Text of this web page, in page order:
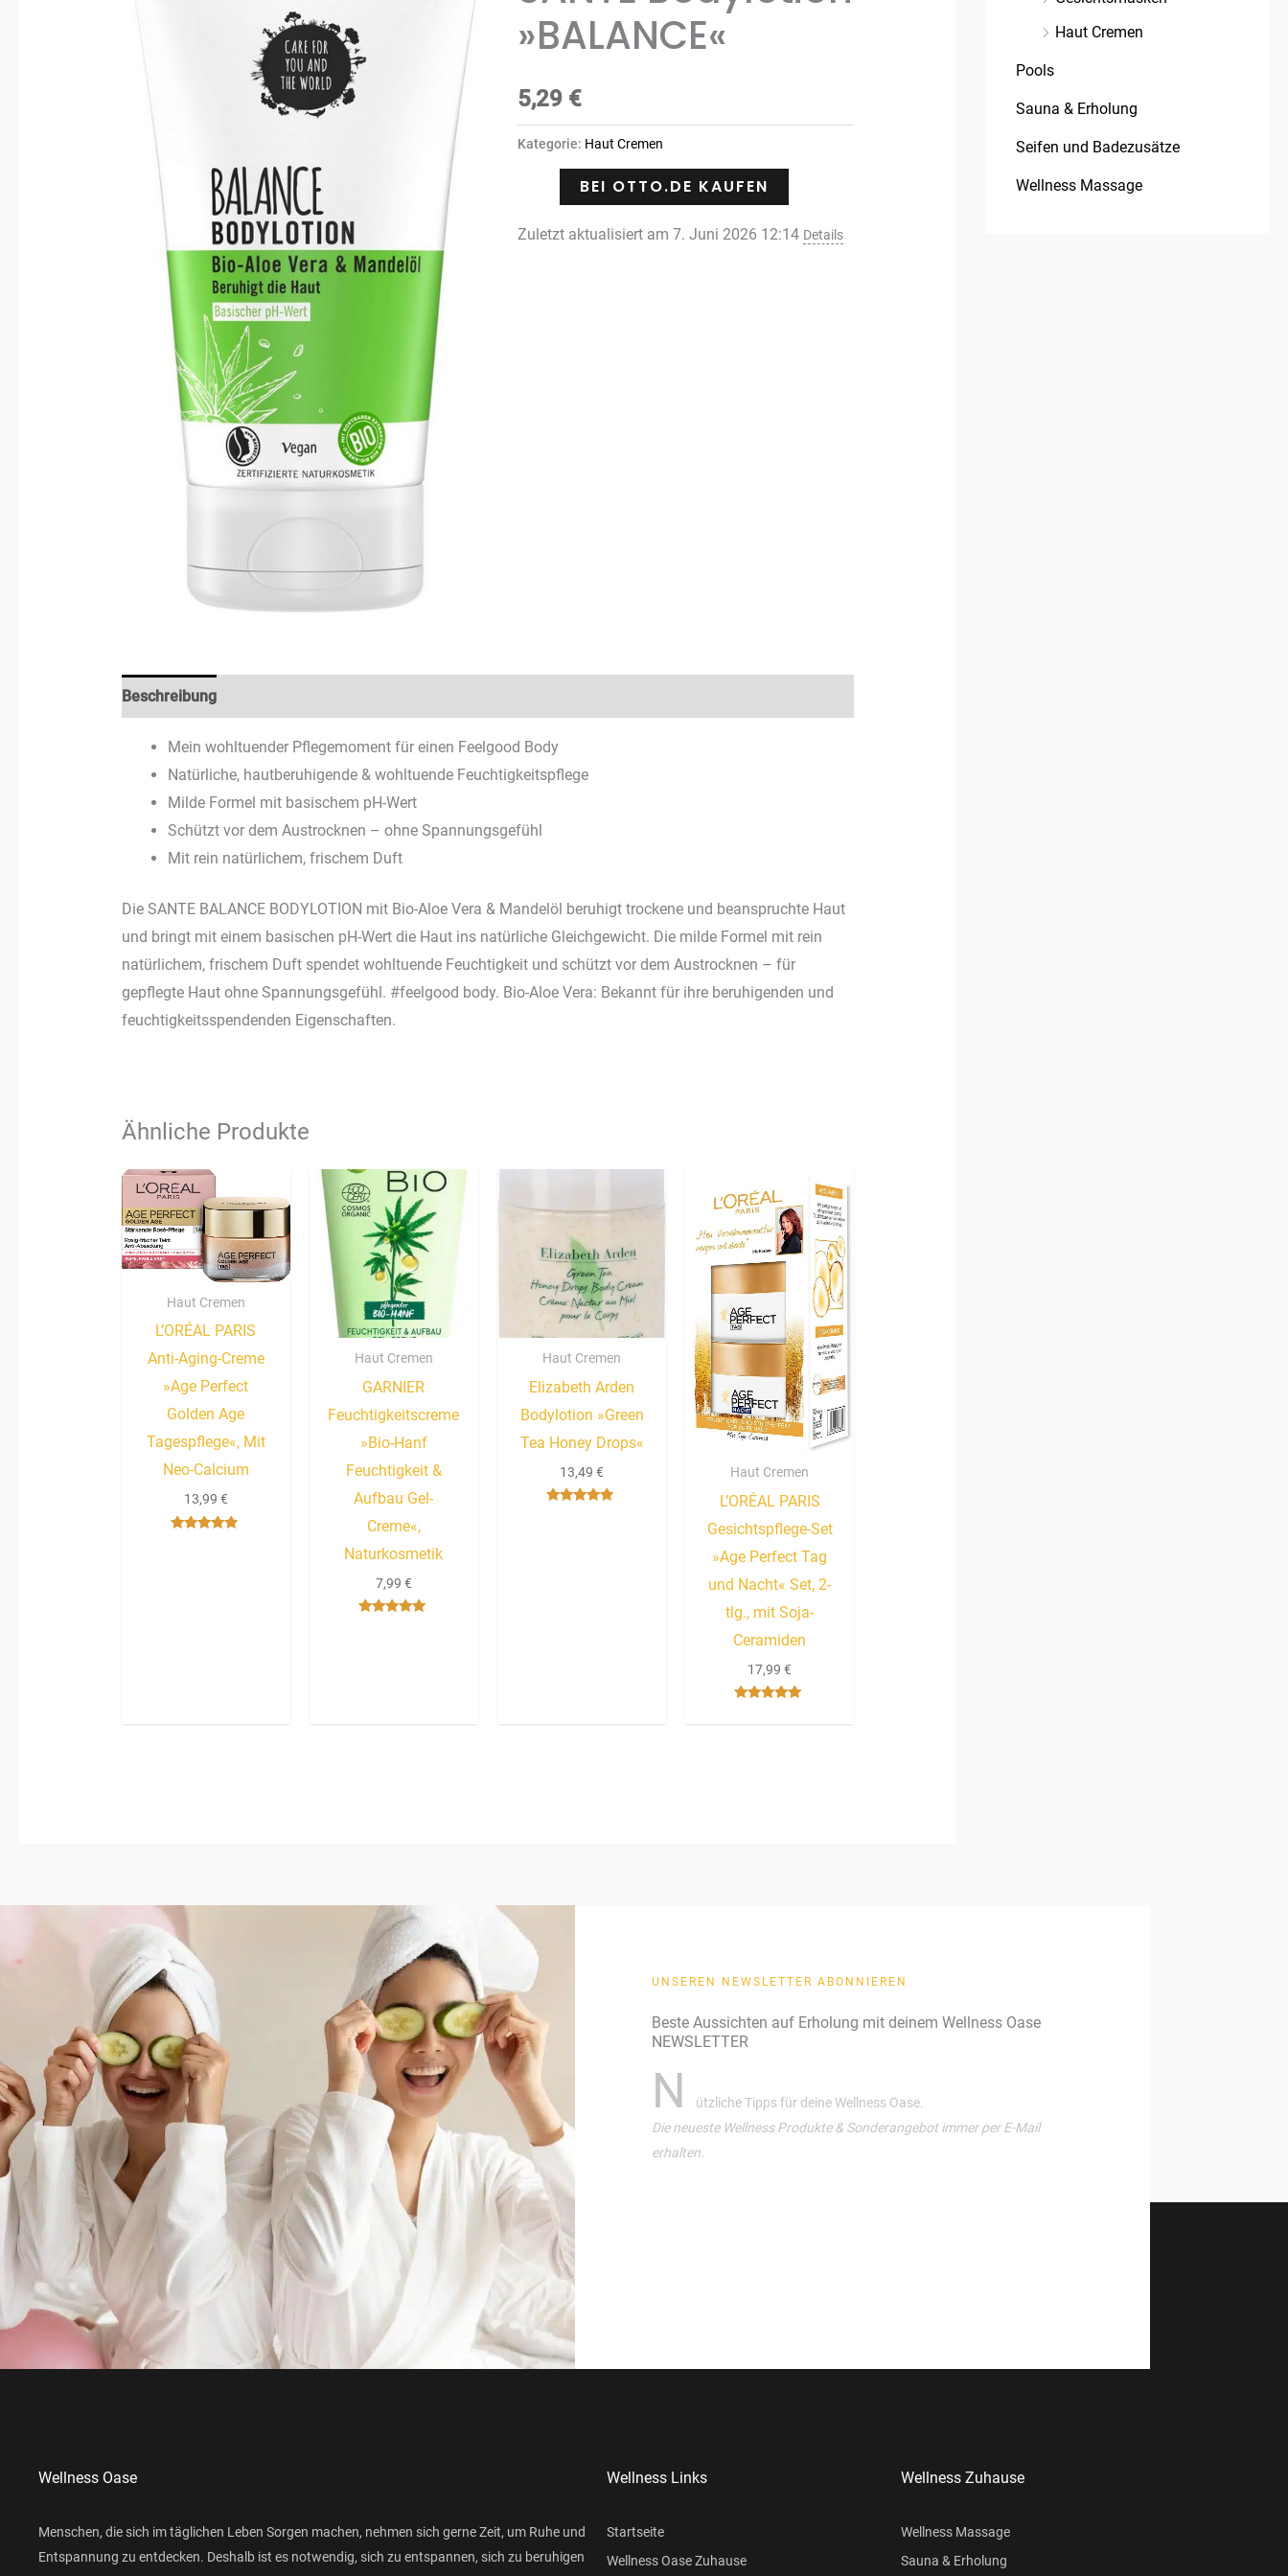
»BALANCE«
5,29 €
Kategorie: Haut Cremen
BEI OTTO.DE KAUFEN
Zuletzt aktualisiert am 7. Juni 2026 12:14 Details
Beschreibung
Mein wohltuender Pflegemoment für einen Feelgood Body
Natürliche, hautberuhigende & wohltuende Feuchtigkeitspflege
Milde Formel mit basischem pH-Wert
Schützt vor dem Austrocknen – ohne Spannungsgefühl
Mit rein natürlichem, frischem Duft
Die SANTE BALANCE BODYLOTION mit Bio-Aloe Vera & Mandelöl beruhigt trockene und beanspruchte Haut
und bringt mit einem basischen pH-Wert die Haut ins natürliche Gleichgewicht. Die milde Formel mit rein
natürlichem, frischem Duft spendet wohltuende Feuchtigkeit und schützt vor dem Austrocknen – für
gepflegte Haut ohne Spannungsgefühl. #feelgood body. Bio-Aloe Vera: Bekannt für ihre beruhigenden und
feuchtigkeitsspendenden Eigenschaften.
Ähnliche Produkte
Haut Cremen
L’ORÉAL PARIS
Anti-Aging-Creme
»Age Perfect
Golden Age
Tagespflege«, Mit
Neo-Calcium
13,99 €
Haut Cremen
GARNIER
Feuchtigkeitscreme
»Bio-Hanf
Feuchtigkeit &
Aufbau Gel-
Creme«,
Naturkosmetik
7,99 €
Haut Cremen
Elizabeth Arden
Bodylotion »Green
Tea Honey Drops«
13,49€ Haut Cremen
L’ORÉAL PARIS
Gesichtspflege-Set
»Age Perfect Tag
und Nacht« Set, 2-
tlg., mit Soja-
Ceramiden
17,99€
Haut Cremen
Pools
Sauna & Erholung
Seifen und Badezusätze
Wellness Massage
UNSEREN NEWSLETTER ABONNIEREN
Beste Aussichten auf Erholung mit deinem Wellness Oase
NEWSLETTER
N
ützliche Tipps für deine Wellness Oase.
Die neueste Wellness Produkte & Sonderangebot immer per E-Mail
erhalten.
Wellness Oase
Menschen, die sich im täglichen Leben Sorgen machen, nehmen sich gerne Zeit, um Ruhe und
Entspannung zu entdecken. Deshalb ist es notwendig, sich zu entspannen, sich zu beruhigen
Wellness Links
Startseite
Wellness Oase Zuhause
Wellness Zuhause
Wellness Massage
Sauna & Erholung